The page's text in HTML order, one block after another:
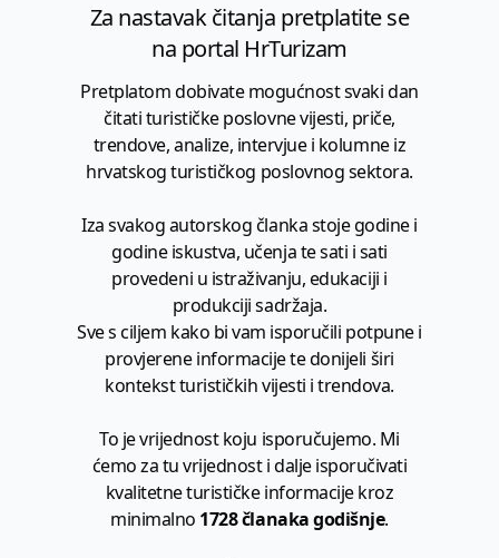
Za nastavak čitanja pretplatite se
na portal HrTurizam
Pretplatom dobivate mogućnost svaki dan
čitati turističke poslovne vijesti, priče,
trendove, analize, intervjue i kolumne iz
hrvatskog turističkog poslovnog sektora.
Iza svakog autorskog članka stoje godine i
godine iskustva, učenja te sati i sati
provedeni u istraživanju, edukaciji i
produkciji sadržaja.
Sve s ciljem kako bi vam isporučili potpune i
provjerene informacije te donijeli širi
kontekst turističkih vijesti i trendova.
To je vrijednost koju isporučujemo. Mi
ćemo za tu vrijednost i dalje isporučivati
kvalitetne turističke informacije kroz
minimalno 1728 članaka godišnje.